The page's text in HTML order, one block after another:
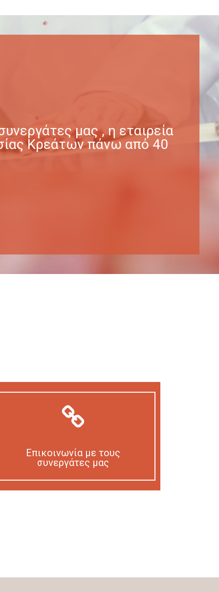
μας , η εταιρεία
Κρεάτων πάνω από 40
Επικοινωνία με τους
συνεργάτες μας